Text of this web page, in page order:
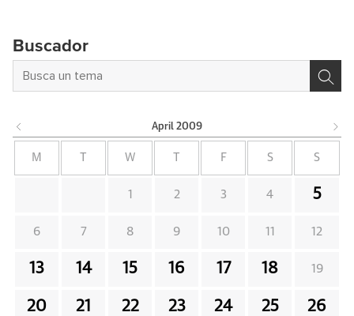
Buscador
April 2009
M W F S S
1 2 3 4 5
6 7 8 9 10 11 12
13 14 15 16 17 18 19
20 21 22 23 24 25 26